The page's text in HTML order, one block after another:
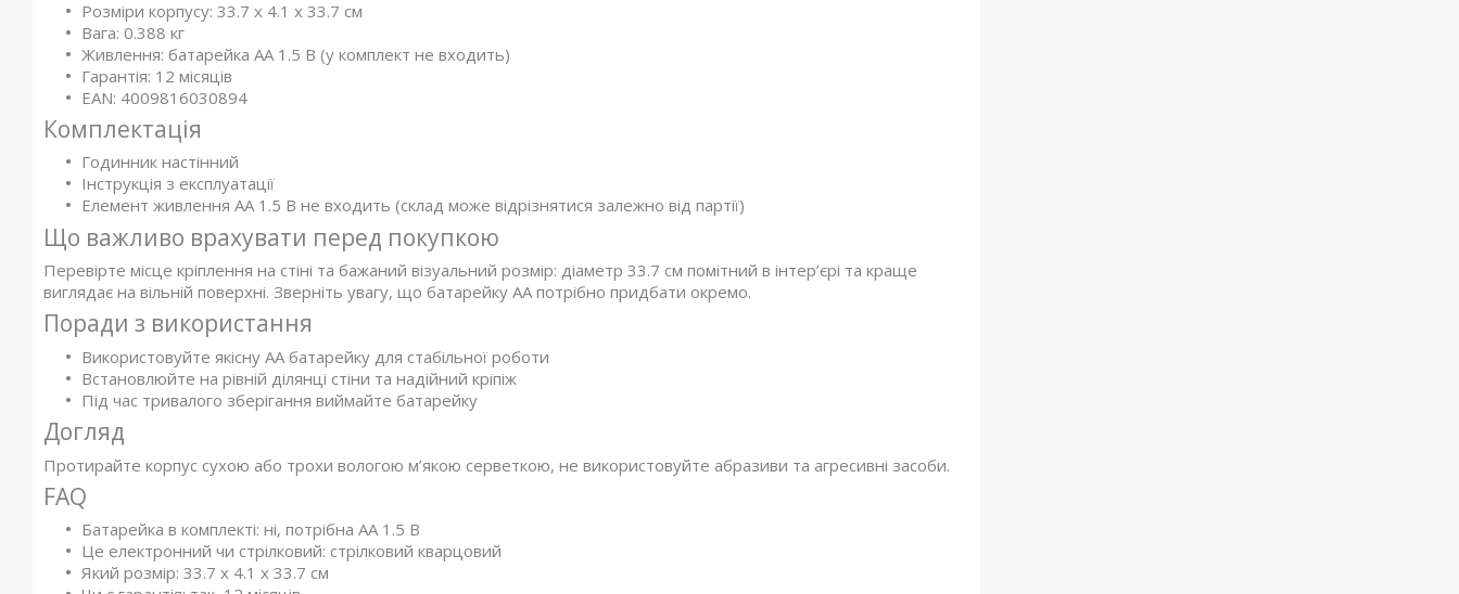
Розміри корпусу: 33.7 x 4.1 x 33.7 см
Вага: 0.388 кг
Живлення: батарейка AA 1.5 В (у комплект не входить)
Гарантія: 12 місяців
EAN: 4009816030894
Комплектація
Годинник настінний
Інструкція з експлуатації
Елемент живлення AA 1.5 В не входить (склад може відрізнятися залежно від партії)
Що важливо врахувати перед покупкою
Перевірте місце кріплення на стіні та бажаний візуальний розмір: діаметр 33.7 см помітний в інтер’єрі та краще
виглядає на вільній поверхні. Зверніть увагу, що батарейку AA потрібно придбати окремо.
Поради з використання
Використовуйте якісну AA батарейку для стабільної роботи
Встановлюйте на рівній ділянці стіни та надійний кріпіж
Під час тривалого зберігання виймайте батарейку
Догляд
Протирайте корпус сухою або трохи вологою м’якою серветкою, не використовуйте абразиви та агресивні засоби.
FAQ
Батарейка в комплекті: ні, потрібна AA 1.5 В
Це електронний чи стрілковий: стрілковий кварцовий
Який розмір: 33.7 x 4.1 x 33.7 см